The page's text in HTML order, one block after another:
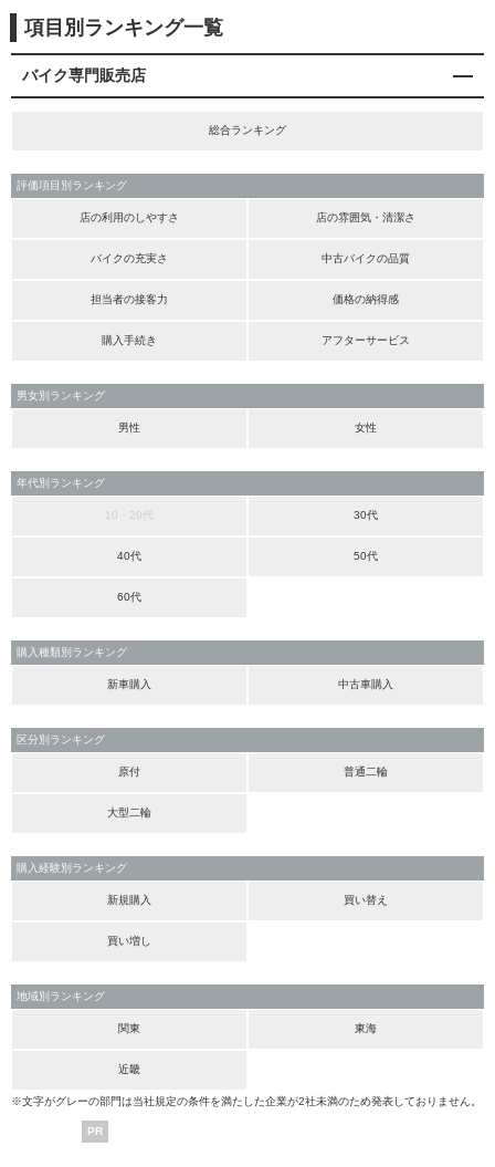
項目別ランキング一覧
バイク専門販売店
総合ランキング
評価項目別ランキング
店の利用のしやすさ 店の雰囲気・清潔さ
バイクの充実さ 中古バイクの品質
担当者の接客力 価格の納得感
購入手続き アフターサービス
男女別ランキング
男性 女性
年代別ランキング
10・20代 30代
40代 50代
60代
購入種類別ランキング
新車購入 中古車購入
区分別ランキング
原付 普通二輪
大型二輪
購入経験別ランキング
新規購入 買い替え
買い増し
地域別ランキング
関東 東海
近畿
※文字がグレーの部門は当社規定の条件を満たした企業が2社未満のため発表しておりません。
PR